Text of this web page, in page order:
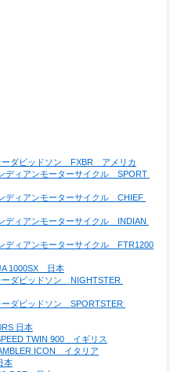
ダビッドソン　FXBR　アメリカ
ディアンモーターサイクル　SPORT
ディアンモーターサイクル　CHIEF
ディアンモーターサイクル　INDIAN
ディアンモーターサイクル　FTR1200
1000SX　日本
ダビッドソン　NIGHTSTER
ダビッドソン　SPORTSTER
日本
TWIN 900　イギリス
ICON　イタリア
本